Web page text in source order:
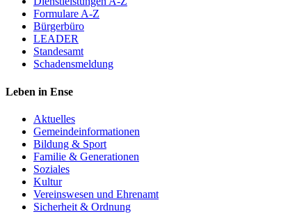
Formulare A-Z
Bürgerbüro
LEADER
Standesamt
Schadensmeldung
Leben in Ense
Aktuelles
Gemeinde­informationen
Bildung & Sport
Familie & Generationen
Soziales
Kultur
Vereinswesen und Ehrenamt
Sicherheit & Ordnung